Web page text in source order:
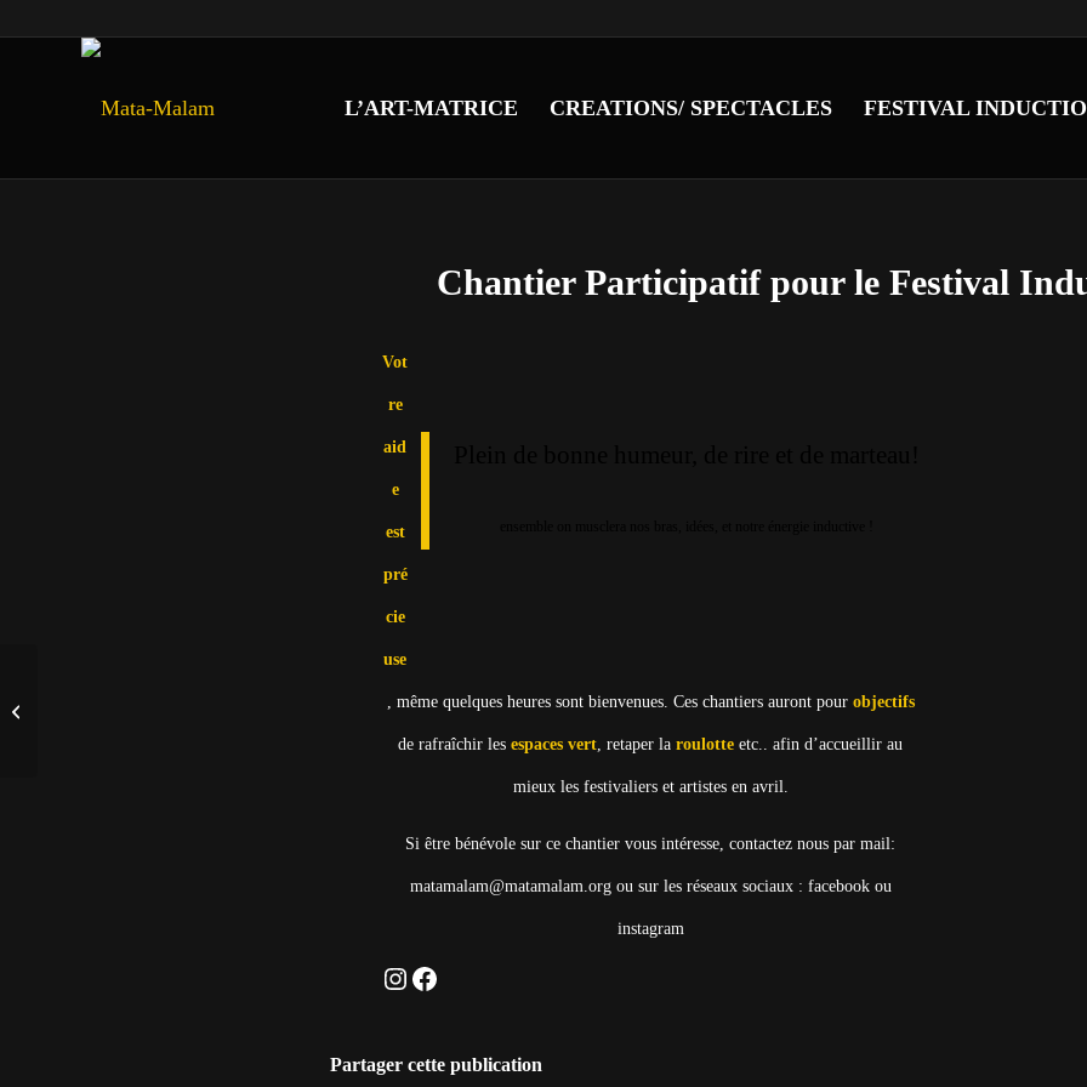
L’ART-MATRICE CREATIONS/ SPECTACLES FESTIVAL
Chantier Participatif pour le Festival
Vot
re
aid
e
est
pré
cie
use
, même quelques heures sont bienvenues. Ces chantiers auront pourobjectifs
de rafraîchir les espaces vert , retaper la roulotte etc.. afin d’accueillir au
mieux les festivaliers et artistes en avril.
Si être bénévole sur ce chantier vous intéresse, contactez nous par mail:
matamalam@matamalam.org ou sur les réseaux sociaux : facebook ou
instagram
Instagram Facebook
Partager cette publication